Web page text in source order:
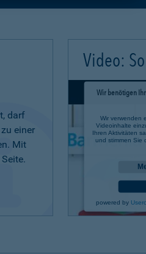
darf
einer
Mit
Video:
Wir benötigen
Wir verwenden
Videoinhalte
Ihren Aktivitäten
und stimmen Sie
powered by